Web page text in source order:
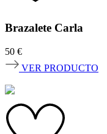
Brazalete Carla
50 €
VER PRODUCTO